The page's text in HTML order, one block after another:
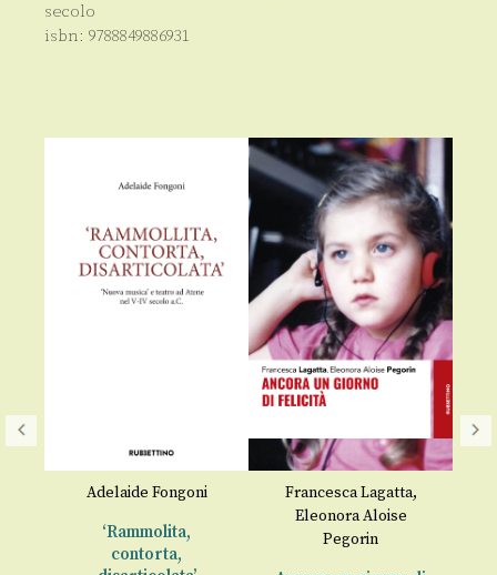
secolo
isbn: 9788849886931
Adelaide Fongoni
‘Rammolita,
contorta,
Francesca Lagatta,
Eleonora Aloise
Pegorin